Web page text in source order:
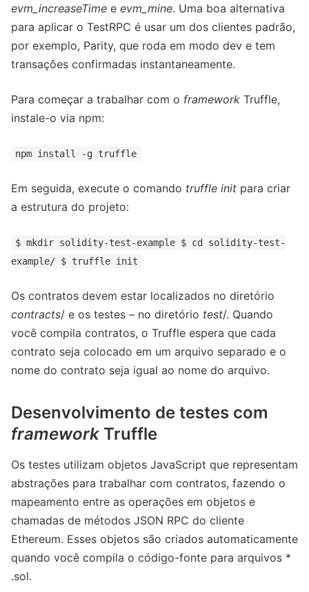
evm_increaseTime e evm_mine. Uma boa alternativa
para aplicar o TestRPC é usar um dos clientes padrão,
por exemplo, Parity, que roda em modo dev e tem
transações confirmadas instantaneamente.
Para começar a trabalhar com o framework Truffle,
instale-o via npm:
npm install -g truffle
Em seguida, execute o comando truffle init para criar
a estrutura do projeto:
$ mkdir solidity-test-example $ cd solidity-test-
example/ $ truffle init
Os contratos devem estar localizados no diretório
contracts/ e os testes – no diretório test/. Quando
você compila contratos, o Truffle espera que cada
contrato seja colocado em um arquivo separado e o
nome do contrato seja igual ao nome do arquivo.
Desenvolvimento de testes com
framework Truffle
Os testes utilizam objetos JavaScript que representam
abstrações para trabalhar com contratos, fazendo o
mapeamento entre as operações em objetos e
chamadas de métodos JSON RPC do cliente
Ethereum. Esses objetos são criados automaticamente
quando você compila o código-fonte para arquivos *
.sol.